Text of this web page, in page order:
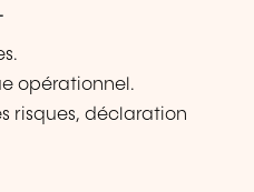
opérationnel.
risques, déclaration